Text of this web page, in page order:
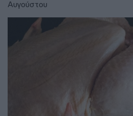
Αυγούστου